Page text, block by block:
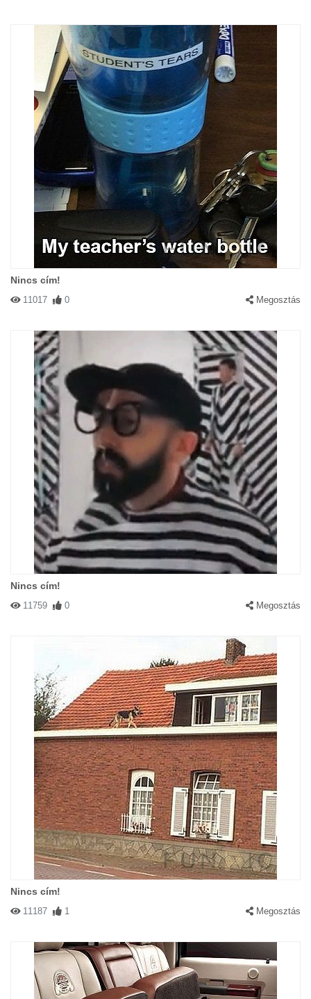
Nincs cím!
11017 0 Megosztás
Nincs cím!
11759 0 Megosztás
Nincs cím!
11187 1 Megosztás